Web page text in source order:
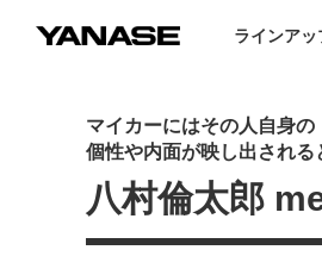
ラインアッ
マイカーにはその人自身の
個性や内面が映し出される
八村倫太郎